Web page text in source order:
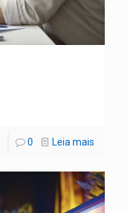
0 Leia mais